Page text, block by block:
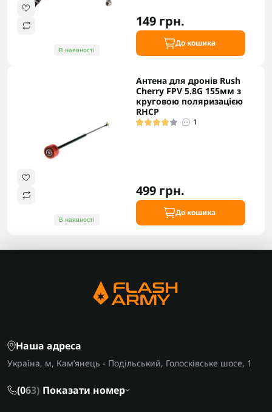
В наявності
149 грн.
До кошика
В наявності
Антена для дронів Rush
Cherry FPV 5.8G 155мм з
круговою поляризацією
RHCP
1
499 грн.
До кошика
Наша адреса
Україна, м, Кам’янець - Подільський, Голосківське шосе, 1
(063) Показати номер